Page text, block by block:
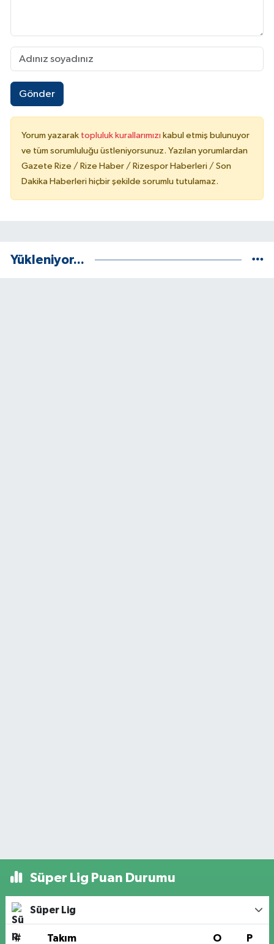
Gönder
Yorum yazarak topluluk kurallarımızı kabul etmiş bulunuyor
ve tüm sorumluluğu üstleniyorsunuz. Yazılan yorumlardan
Gazete Rize / Rize Haber / Rizespor Haberleri / Son
Dakika Haberleri hiçbir şekilde sorumlu tutulamaz.
Yükleniyor...
Süper Lig Puan Durumu
Süper Lig
# Takım O P